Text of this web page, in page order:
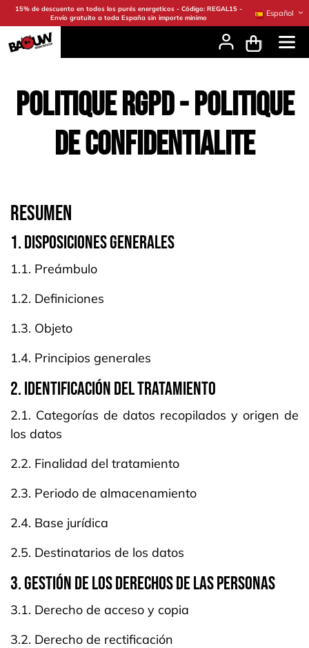
Ir al contenido
15% de descuento en todos los purés energeticos - Código: REGAL15 -
Envío gratuito a toda España sin importe minimo
Español
POLITIQUE RGPD - Politique
DE CONFIDENTIALITE
RESUMEN
1. DISPOSICIONES GENERALES
1.1. Preámbulo
1.2. Definiciones
1.3. Objeto
1.4. Principios generales
2. IDENTIFICACIÓN DEL TRATAMIENTO
2.1. Categorías de datos recopilados y origen de
los datos
2.2. Finalidad del tratamiento
2.3. Periodo de almacenamiento
2.4. Base jurídica
2.5. Destinatarios de los datos
3. GESTIÓN DE LOS DERECHOS DE LAS PERSONAS
3.1. Derecho de acceso y copia
3.2. Derecho de rectificación